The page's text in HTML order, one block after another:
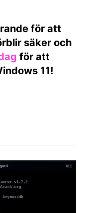
för att
säker och
för att
11!